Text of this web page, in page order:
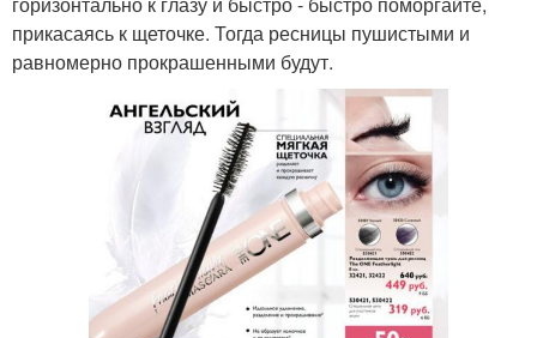
прикасаясь к щеточке. Тогда ресницы пушистыми и
равномерно прокрашенными будут.